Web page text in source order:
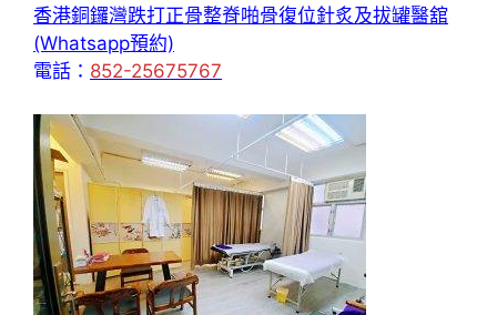
香港銅鑼灣跌打正骨整脊啪骨復位針炙及拔罐醫舘
(Whatsapp預約)
電話： 852-25675767